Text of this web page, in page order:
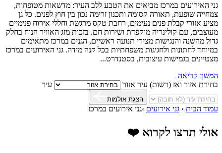
גני האירועים במרכז מביאים את הטבע ללב העיר: מדשאות מטופחות,
צמחייה שופעת, תאורה קסומה ותכנון זרימה נכון בין חוץ לפנים. כל גן
מציע אזורי קבלת פנים נעימים, רחבת טקס מרגשת וחללי אירוח פנימיים
מעוצבים, עם קולינריה מוקפדת ושירות חם. בזכות מזג האוויר הנוח בחלק
גדול מהשנה והנגישות מצירי תנועה ראשיים, הגנים במרכז מתאימים
במיוחד לחתונות ולחגיגות משפחתיות בכל קנה מידה. גני האירועים במרכז
מצטיינים בגמישות עיצובית, בסטנדרט...
המשך קריאה
בחירת אזור ואז (רשות) עיר אזור עיר
הצגת אולמות
עמוד הבית › גני אירועים ›גני אירועים במרכז
אולי תרצו לקרוא ❤️